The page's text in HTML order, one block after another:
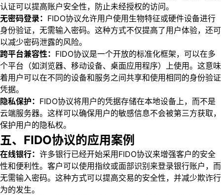
认证可以提高账户安全性，防止未经授权的访问。
无密码登录： FIDO协议允许用户使用生物特征或硬件设备进行
身份验证，无需输入密码。这种方式不仅提高了用户体验，还可
以减少密码泄露的风险。
跨平台兼容性： FIDO协议是一个开放的标准化框架，可以在多
个平台（如浏览器、移动设备、桌面应用程序）上使用。这意味
着用户可以在不同的设备和服务之间共享和使用相同的身份验证
凭据。
隐私保护： FIDO协议将用户的凭据存储在本地设备上，而不是
云端服务器。这样可以确保用户的敏感信息不会被第三方获取，
保护用户的隐私权。
五、FIDO协议的应用案例
在线银行： 许多银行已经开始采用FIDO协议来增强客户的安全
性和便利性。客户可以使用指纹或面部识别来登录银行账户，而
无需输入密码。这种方式可以提高交易的安全性，并减少欺诈行
为的发生。